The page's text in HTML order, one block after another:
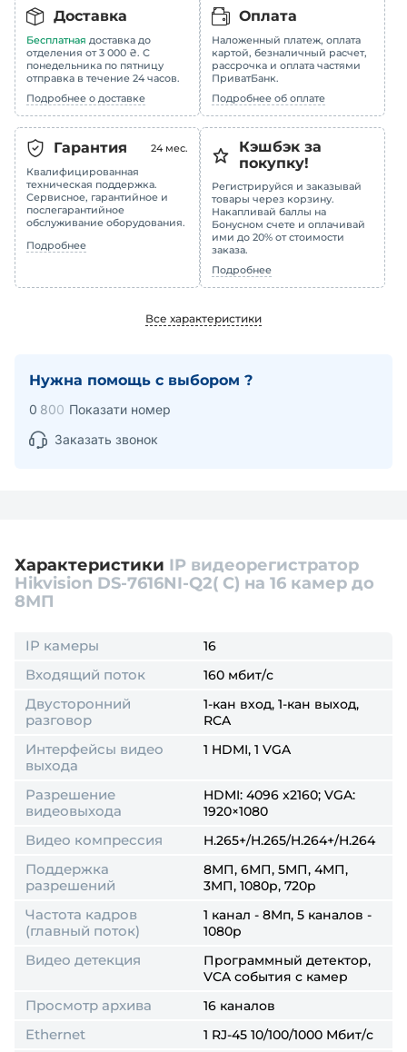
Доставка
Бесплатная доставка до
отделения от 3 000 ₴. С
понедельника по пятницу
отправка в течение 24 часов.
Подробнее о доставке
Оплата
Наложенный платеж, оплата
картой, безналичный расчет,
рассрочка и оплата частями
ПриватБанк.
Подробнее об оплате
Гарантия 24 мес.
Квалифицированная
техническая поддержка.
Сервисное, гарантийное и
послегарантийное
обслуживание оборудования.
Подробнее
Кэшбэк за
покупку!
Регистрируйся и заказывай
товары через корзину.
Накапливай баллы на
Бонусном счете и оплачивай
ими до 20% от стоимости
заказа.
Подробнее
Все характеристики
Нужна помощь с выбором ?
0 800 Показати номер
Заказать звонок
Характеристики IP видеорегистратор
Hikvision DS-7616NI-Q2( C) на 16 камер до
8МП
IP камеры 16
Входящий поток 160 мбит/с
Двусторонний
разговор
1-кан вход, 1-кан выход,
RCA
Интерфейсы видео
выхода
1 HDMI, 1 VGA
Разрешение
видеовыхода
HDMI: 4096 x2160; VGA:
1920×1080
Видео компрессия H.265+/H.265/H.264+/H.264
Поддержка
разрешений
8МП, 6МП, 5МП, 4МП,
3МП, 1080p, 720p
Частота кадров
(главный поток)
1 канал - 8Мп, 5 каналов -
1080p
Видео детекция
Программный детектор,
VCA события с камер
Просмотр архива 16 каналов
Ethernet 1 RJ-45 10/100/1000 Мбит/с